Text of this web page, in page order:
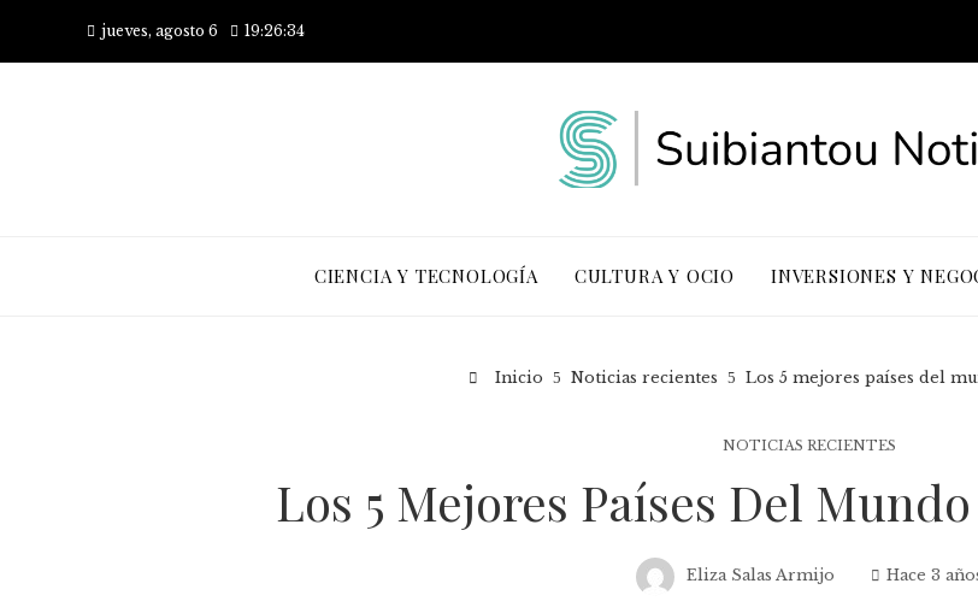
jueves, agosto 6 19:26:35
CIENCIA Y TECNOLOGÍA CULTURA Y OCIO INVERSIONES Y
Inicio Noticias recientes Los 5 mejores países del
NOTICIAS RECIENTES
Los 5 Mejores Países Del
Eliza Salas Armijo Hace 3